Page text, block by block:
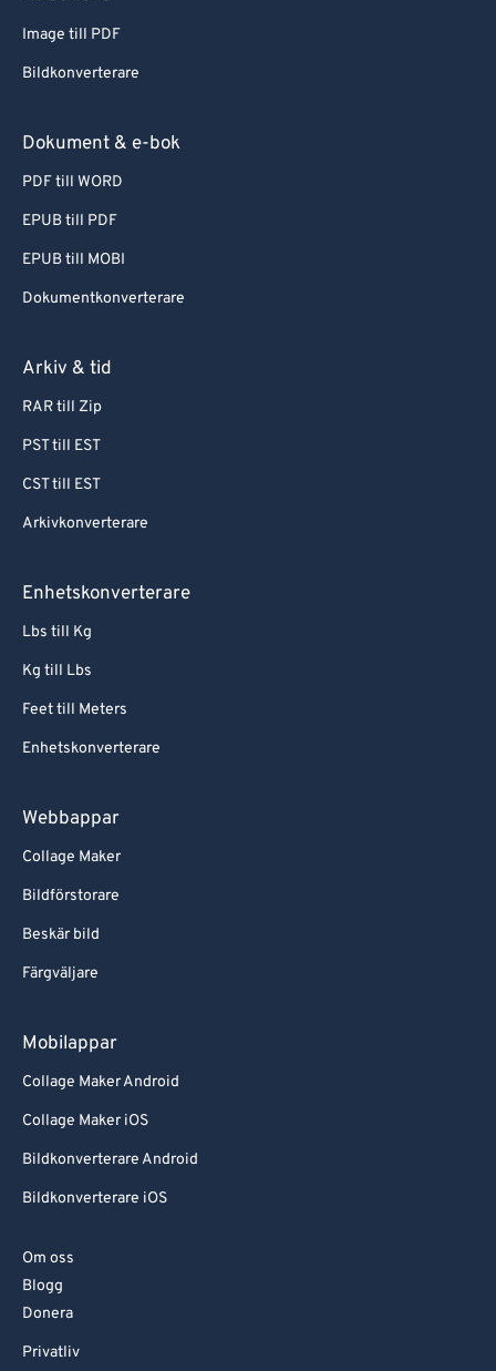
Image till PDF
Bildkonverterare
Dokument & e-bok
PDF till WORD
EPUB till PDF
EPUB till MOBI
Dokumentkonverterare
Arkiv & tid
RAR till Zip
PST till EST
CST till EST
Arkivkonverterare
Enhetskonverterare
Lbs till Kg
Kg till Lbs
Feet till Meters
Enhetskonverterare
Webbappar
Collage Maker
Bildförstorare
Beskär bild
Färgväljare
Mobilappar
Collage Maker Android
Collage Maker iOS
Bildkonverterare Android
Bildkonverterare iOS
Om oss
Blogg
Donera
Privatliv